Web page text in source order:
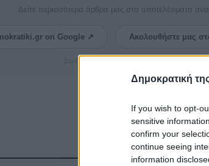
Δημοκρατική
If you wish to opt-
sensitive
confirm your
continue seeing
information
Δείτε περισσότερα άρθρα μας στα αποτελέσματα
on Google ↗ Ακολουθήστε μας